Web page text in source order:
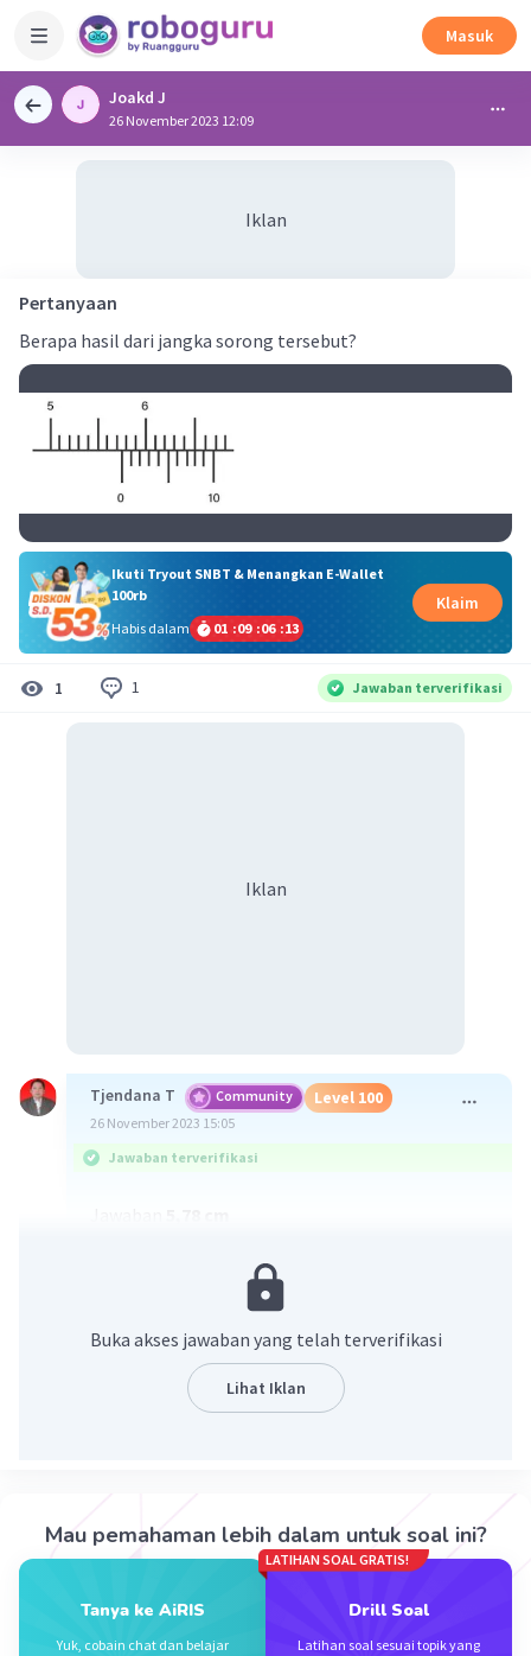
Masuk
Joakd J
26 November 2023 12:09
Iklan
Pertanyaan
Berapa hasil dari jangka sorong tersebut?
Ikuti Tryout SNBT & Menangkan E-Wallet
100rb
Habis dalam
01 :09 :06 :12
Klaim
1 1 Jawaban terverifikasi
Iklan
Tjendana T Community Level 100
26 November 2023 15:05
Jawaban terverifikasi
Skala nonius: 8 × 0,01 = 0,08 cm
Pembacaan: 5,7 + 0,08 = 5,78 cm
0.0(0) Balas
Buka akses jawaban yang telah terverifikasi
Lihat Iklan
Mau pemahaman lebih dalam untuk soal ini?
Tanya ke AiRIS
Yuk, cobain chat dan belajar
LATIHAN SOAL GRATIS!
Drill Soal
Latihan soal sesuai topik yang